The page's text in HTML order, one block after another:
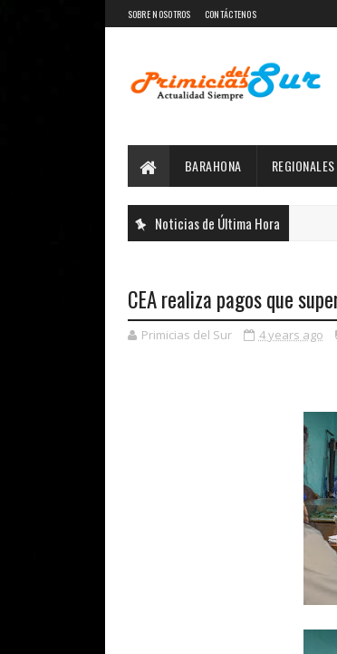
SOBRE NOSOTROS CONTÁCTENOS
BARAHONA REGIONALES
Noticias de Última Hora
CEA realiza pagos que
Primicias del Sur 4 years ago